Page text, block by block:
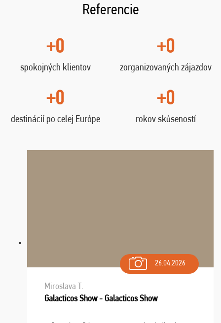
Referencie
+0
spokojných klientov
+0
zorganizovaných zájazdov
+0
destinácií po celej Európe
+0
rokov skúseností
26.04.2026
Miroslava T.
Galacticos Show - Galacticos Show